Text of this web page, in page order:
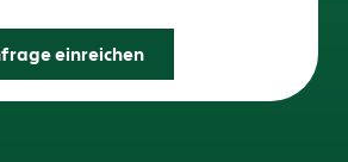
einreichen